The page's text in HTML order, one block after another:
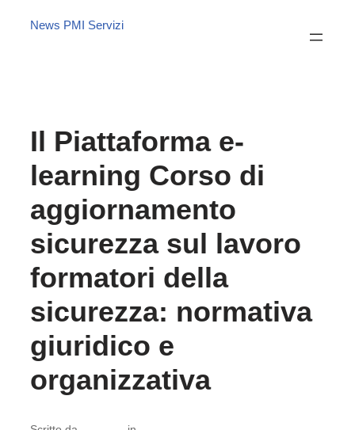
News PMI Servizi
Il Piattaforma e-
learning Corso di
aggiornamento
sicurezza sul lavoro
formatori della
sicurezza: normativa
giuridico e
organizzativa